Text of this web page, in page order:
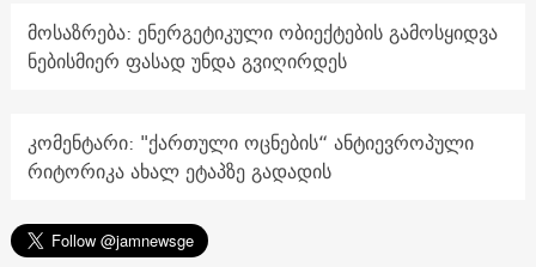
მოსაზრება: ენერგეტიკული ობიექტების გამოსყიდვა
ნებისმიერ ფასად უნდა გვიღირდეს
კომენტარი: "ქართული ოცნების“ ანტიევროპული
რიტორიკა ახალ ეტაპზე გადადის